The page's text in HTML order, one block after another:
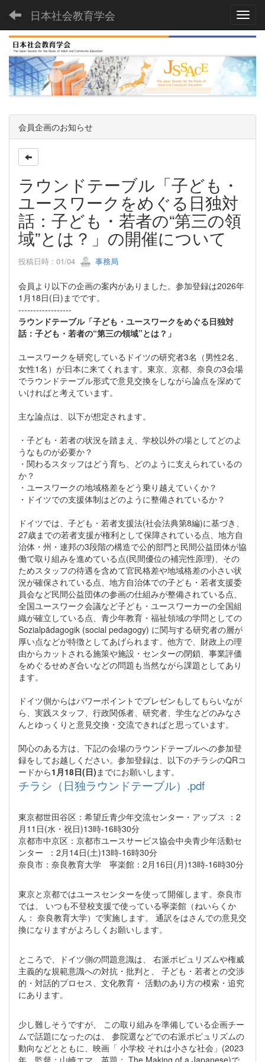
日本社会教育学会
会員企画のお知らせ
ラウンドテーブル「子ども・
ユースワークをめぐる日独対
話：子ども・若者の“第三の領
域”とは？」の開催について
投稿日時 : 01/04 事務局
会員より以下の企画の案内がありました。参加登録は2026年
1月18日(日)までです。
------------------
ラウンドテーブル「子ども・ユースワークをめぐる日独対
話：子ども・若者の“第三の領域”とは？」
ユースワークを研究しているドイツの研究者3名（男性2名、
女性1名）が日本に来てくれます。東京、京都、奈良の3会場
でラウンドテーブル形式で意見交換をしながら論点を深めて
いければと考えています。
主な論点は、以下が想定されます。
・子ども・若者の状況を踏まえ、学校以外の場としてどのよ
うなものが必要か？
・関わるスタッフはどう育ち、どのように支えられているの
か？
・ユースワークの地域格差をどう乗り越えていくか？
・ドイツでの支援体制はどのように整備されているか？
ドイツでは、子ども・若者支援法(社会法典第8編)に基づき、
27歳までの若者支援が権利として保障されている点、地方自
治体・州・連邦の3段階の構造で公的部門と民間公益団体が協
働で取り組みを進めている点(民間優位の補完性原理)、その
ためスタッフの待遇を含めて官民格差や地域格差の小さい状
況が確保されている点、地方自治体での子ども・若者支援委
員会など民間公益団体の参画の仕組みが整備されている点、
全国ユースワーク会議など子ども・ユースワーカーの全国組
織が確立している点、青少年教育・福祉領域の学問としての
Sozialpädagogik (social pedagogy) に関与する研究者の層が
厚い点などが特徴としてあげられます。他方で、財政上の理
由からカットされる施策や施設・センターの閉鎖、事業評価
をめぐるせめぎ合いなどの問題も当然ながら課題としてあり
ます。
ドイツ側からはパワーポイントでプレゼンもしてもらいなが
ら、実践スタッフ、行政関係者、研究者、学生などのみなさ
んとゆっくりと意見交換・交流できればと思っています。
関心のある方は、下記の会場のラウンドテーブルへの参加登
録をしてお越しください。参加登録は、以下のチラシのQRコ
ードから1月18日(日)までにお願いします。
チラシ（日独ラウンドテーブル）.pdf
東京都世田谷区：希望丘青少年交流センター・アップス ：2
月11日(水・祝日)13時-16時30分
京都市中京区：京都市ユースサービス協会中央青少年活動セ
ンター ：2月14日(土)13時-16時30分
奈良市：奈良教育大学 寧楽館：2月16日(月)13時-16時30分
東京と京都ではユースセンターを使って開催します。奈良市
では、 いつも不登校支援で使っている寧楽館（ねいらくか
ん： 奈良教育大学）で実施します。 通訳をはさんでの意見交
換になりますがよろしくお願いします。
ところで、ドイツ側の問題意識は、 右派ポピュリズムや権威
主義的な規範意識への対抗・批判と、 子ども・若者との交渉
的・対話的プロセス、文化教育・ 活動のあり方の模索・追究
にあります。
少し難しそうですが、 この取り組みを準備している企画チー
ムで話題になったのは、 参院選などでの右派ポピュリズムの
動向などとともに、映画「 小学校 それは小さな社会」(2023